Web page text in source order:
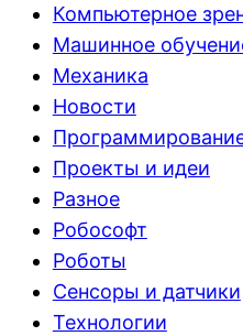
Компьютерное
Машинное
Механика
Новости
Проекты и идеи
Разное
Робософт
Роботы
Сенсоры и датчики
Технологии